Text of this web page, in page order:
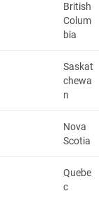
British
Colum
bia
Saskat
chewa
n
Nova
Scotia
Quebe
c